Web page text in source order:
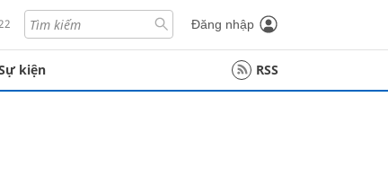
Đăng nhập
kiện RSS